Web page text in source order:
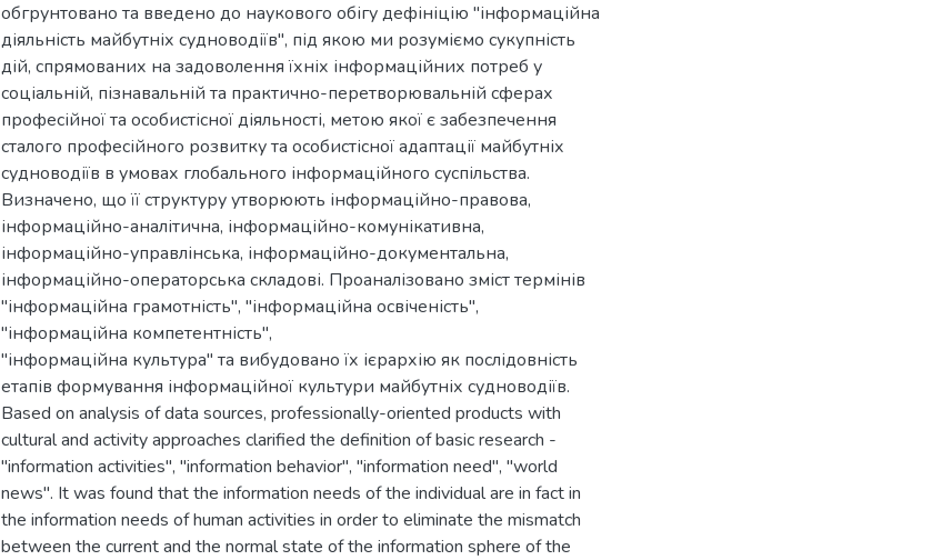
обгрунтовано та введено до наукового обігу дефініцію "інформаційна
діяльність майбутніх судноводіїв", під якою ми розуміємо сукупність
дій, спрямованих на задоволення їхніх інформаційних потреб у
соціальній, пізнавальній та практично-перетворювальній сферах
професійної та особистісної діяльності, метою якої є забезпечення
сталого професійного розвитку та особистісної адаптації майбутніх
судноводіїв в умовах глобального інформаційного суспільства.
Визначено, що її структуру утворюють інформаційно-правова,
інформаційно-аналітична, інформаційно-комунікативна,
інформаційно-управлінська, інформаційно-документальна,
інформаційно-операторська складові. Проаналізовано зміст термінів
"інформаційна грамотність", "інформаційна освіченість",
"інформаційна компетентність",
"інформаційна культура" та вибудовано їх ієрархію як послідовність
етапів формування інформаційної культури майбутніх судноводіїв.
Based on analysis of data sources, professionally-oriented products with
cultural and activity approaches clarified the definition of basic research -
"information activities", "information behavior", "information need", "world
news". It was found that the information needs of the individual are in fact in
the information needs of human activities in order to eliminate the mismatch
between the current and the normal state of the information sphere of the